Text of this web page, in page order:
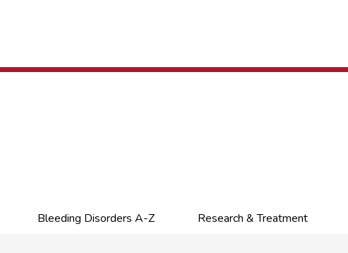
Bleeding Disorders A-Z Research & Treatment